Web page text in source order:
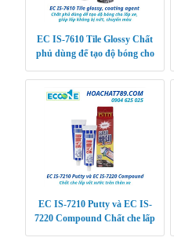
EC IS-7610 Tile Glossy Chất
phủ dùng để tạo độ bóng cho
chuyển màu
EC IS-7210 Putty và EC IS-
7220 Compound Chất che lấp